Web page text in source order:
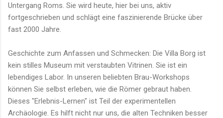
Untergang Roms. Sie wird heute, hier bei uns, aktiv
fortgeschrieben und schlägt eine faszinierende Brücke über
fast 2000 Jahre.
Geschichte zum Anfassen und Schmecken: Die Villa Borg ist
kein stilles Museum mit verstaubten Vitrinen. Sie ist ein
lebendiges Labor. In unseren beliebten Brau-Workshops
können Sie selbst erleben, wie die Römer gebraut haben.
Dieses "Erlebnis-Lernen" ist Teil der experimentellen
Archäologie. Es hilft nicht nur uns, die alten Techniken besser